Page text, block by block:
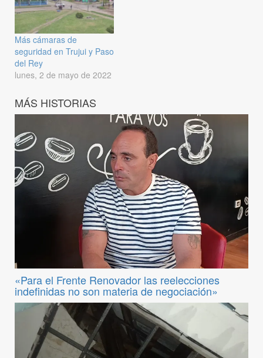
Más cámaras de
seguridad en Trujui y Paso
del Rey
lunes, 2 de mayo de 2022
MÁS HISTORIAS
«Para el Frente Renovador las reelecciones
indefinidas no son materia de negociación»